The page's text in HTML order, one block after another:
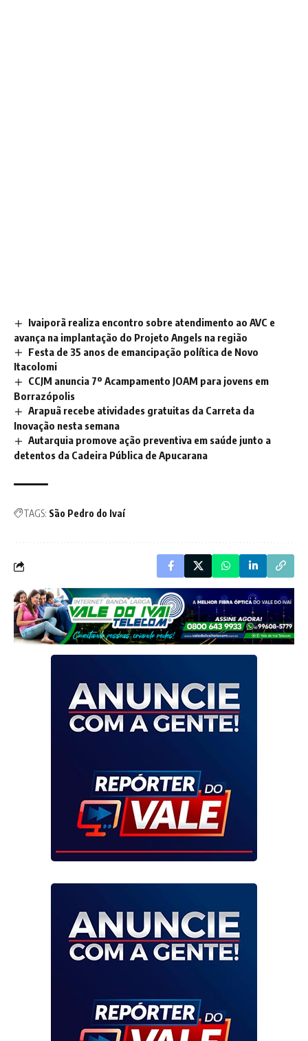
Ivaiporã realiza encontro sobre atendimento ao AVC e
avança na implantação do Projeto Angels na região
Festa de 35 anos de emancipação política de Novo
Itacolomi
CCJM anuncia 7º Acampamento JOAM para jovens em
Borrazópolis
Arapuã recebe atividades gratuitas da Carreta da
Inovação nesta semana
Autarquia promove ação preventiva em saúde junto a
detentos da Cadeira Pública de Apucarana
TAGS: São Pedro do Ivaí